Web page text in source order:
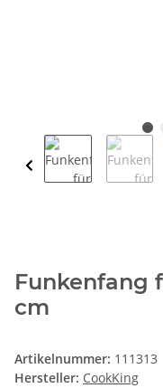
Funkenfang
cm
Artikelnummer: 111313
Hersteller: CookKing